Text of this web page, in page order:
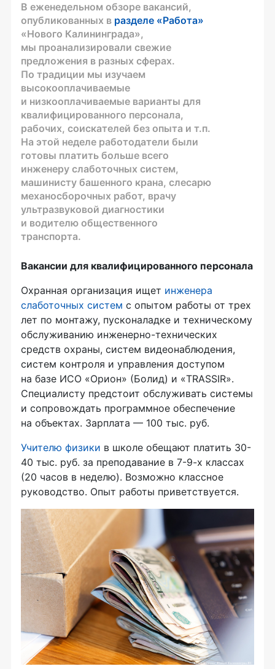
В еженедельном обзоре вакансий,
опубликованных в разделе «Работа»
«Нового Калининграда»,
мы проанализировали свежие
предложения в разных сферах.
По традиции мы изучаем
высокооплачиваемые
и низкооплачиваемые варианты для
квалифицированного персонала,
рабочих, соискателей без опыта и т.п.
На этой неделе работодатели были
готовы платить больше всего
инженеру слаботочных систем,
машинисту башенного крана, слесарю
механосборочных работ, врачу
ультразвуковой диагностики
и водителю общественного
транспорта.
Вакансии для квалифицированного персонала
Охранная организация ищет инженера
слаботочных систем с опытом работы от трех
лет по монтажу, пусконаладке и техническому
обслуживанию инженерно-технических
средств охраны, систем видеонаблюдения,
систем контроля и управления доступом
на базе ИСО «Орион» (Болид) и «TRASSIR».
Специалисту предстоит обслуживать системы
и сопровождать программное обеспечение
на объектах. Зарплата — 100 тыс. руб.
Учителю физики в школе обещают платить 30-
40 тыс. руб. за преподавание в 7-9-х классах
(20 часов в неделю). Возможно классное
руководство. Опыт работы приветствуется.